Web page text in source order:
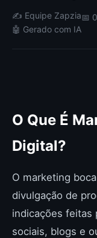
✍️ Equipe Zapzia📅
🤖 Gerado com IA
O Que É
Digital?
O marketing
divulgação de
indicações feitas
sociais, blogs e